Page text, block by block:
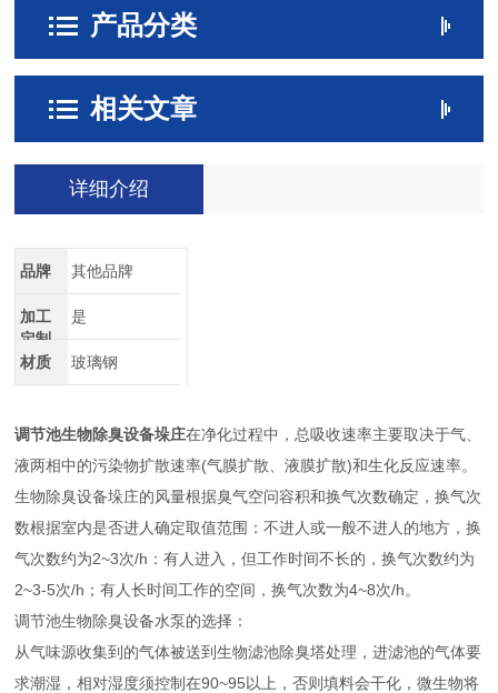
产品分类
相关文章
详细介绍
品牌 其他品牌
加工
定制
是
材质 玻璃钢
调节池生物除臭设备垛庄在净化过程中，总吸收速率主要取决于气、
液两相中的污染物扩散速率(气膜扩散、液膜扩散)和生化反应速率。
生物除臭设备垛庄的风量根据臭气空问容积和换气次数确定，换气次
数根据室内是否进人确定取值范围：不进人或一般不进人的地方，换
气次数约为2~3次/h：有人进入，但工作时间不长的，换气次数约为
2~3-5次/h；有人长时间工作的空间，换气次数为4~8次/h。
调节池生物除臭设备水泵的选择：
从气味源收集到的气体被送到生物滤池除臭塔处理，进滤池的气体要
求潮湿，相对湿度须控制在90~95以上，否则填料会干化，微生物将